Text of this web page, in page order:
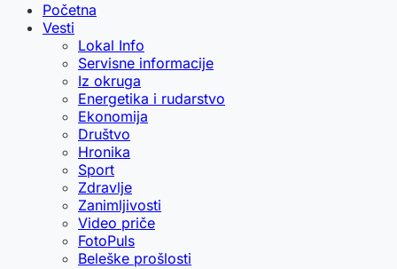
Početna
Vesti
Lokal Info
Servisne informacije
Iz okruga
Energetika i rudarstvo
Ekonomija
Društvo
Hronika
Sport
Zdravlje
Zanimljivosti
Video priče
FotoPuls
Beleške prošlosti